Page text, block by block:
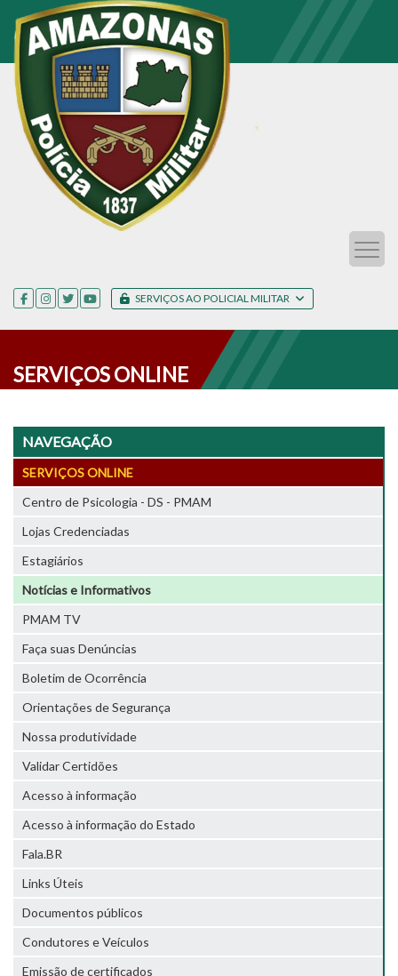
SERVIÇOS AO POLICIAL MILITAR
SERVIÇOS ONLINE
NAVEGAÇÃO
SERVIÇOS ONLINE
Centro de Psicologia - DS - PMAM
Lojas Credenciadas
Estagiários
Notícias e Informativos
PMAM TV
Faça suas Denúncias
Boletim de Ocorrência
Orientações de Segurança
Nossa produtividade
Validar Certidões
Acesso à informação
Acesso à informação do Estado
Fala.BR
Links Úteis
Documentos públicos
Condutores e Veículos
Emissão de certificados